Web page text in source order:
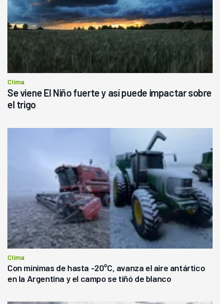
Clima
Se viene El Niño fuerte y así puede impactar sobre
el trigo
Clima
Con mínimas de hasta -20°C, avanza el aire antártico
en la Argentina y el campo se tiñó de blanco